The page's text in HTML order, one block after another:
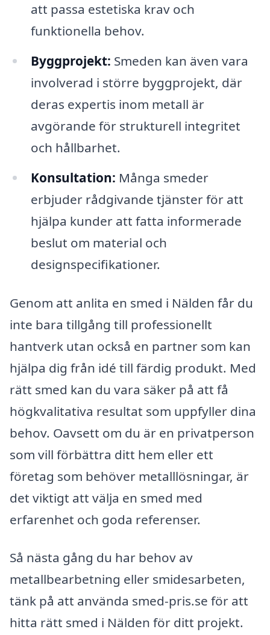
att passa estetiska krav och
funktionella behov.
Byggprojekt: Smeden kan även vara
involverad i större byggprojekt, där
deras expertis inom metall är
avgörande för strukturell integritet
och hållbarhet.
Konsultation: Många smeder
erbjuder rådgivande tjänster för att
hjälpa kunder att fatta informerade
beslut om material och
designspecifikationer.
Genom att anlita en smed i Nälden får du
inte bara tillgång till professionellt
hantverk utan också en partner som kan
hjälpa dig från idé till färdig produkt. Med
rätt smed kan du vara säker på att få
högkvalitativa resultat som uppfyller dina
behov. Oavsett om du är en privatperson
som vill förbättra ditt hem eller ett
företag som behöver metalllösningar, är
det viktigt att välja en smed med
erfarenhet och goda referenser.
Så nästa gång du har behov av
metallbearbetning eller smidesarbeten,
tänk på att använda smed-pris.se för att
hitta rätt smed i Nälden för ditt projekt.